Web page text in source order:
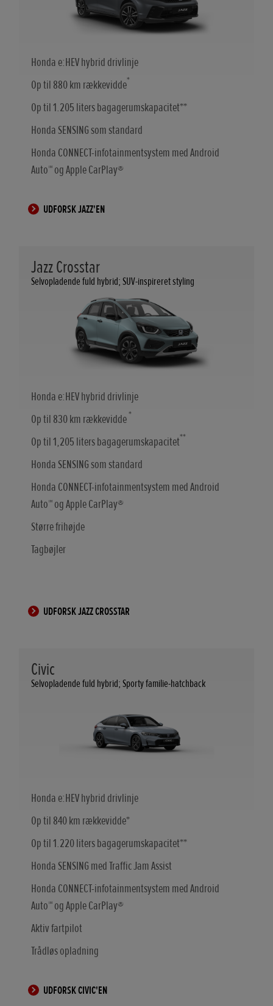
Honda e:HEV hybrid drivlinje
Op til 880 km rækkevidde*
Op til 1.205 liters bagagerumskapacitet**
Honda SENSING som standard
Honda CONNECT-infotainmentsystem med Android
Auto™ og Apple CarPlay®
UDFORSK JAZZ'EN
Jazz Crosstar
Selvopladende fuld hybrid; SUV-inspireret styling
Honda e:HEV hybrid drivlinje
Op til 830 km rækkevidde*
Op til 1,205 liters bagagerumskapacitet**
Honda SENSING som standard
Honda CONNECT-infotainmentsystem med Android
Auto™ og Apple CarPlay®
Større frihøjde
Tagbøjler
UDFORSK JAZZ CROSSTAR
Civic
Selvopladende fuld hybrid; Sporty familie-hatchback
Honda e:HEV hybrid drivlinje
Op til 840 km rækkevidde*
Op til 1.220 liters bagagerumskapacitet**
Honda SENSING med Traffic Jam Assist
Honda CONNECT-infotainmentsystem med Android
Auto™ og Apple CarPlay®
Aktiv fartpilot
Trådløs opladning
UDFORSK CIVIC'EN